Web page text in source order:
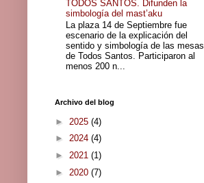
TODOS SANTOS. Difunden la
simbología del mast’aku
La plaza 14 de Septiembre fue
escenario de la explicación del
sentido y simbología de las mesas
de Todos Santos. Participaron al
menos 200 n...
Archivo del blog
► 2025 (4)
► 2024 (4)
► 2021 (1)
► 2020 (7)